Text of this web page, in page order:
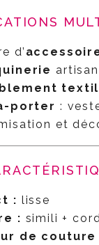
d’
porter :
et
: lisse
: simili +
de couture